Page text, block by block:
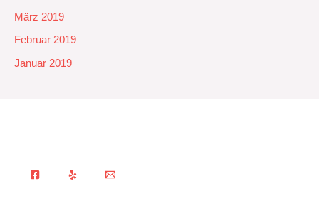
März 2019
Februar 2019
Januar 2019